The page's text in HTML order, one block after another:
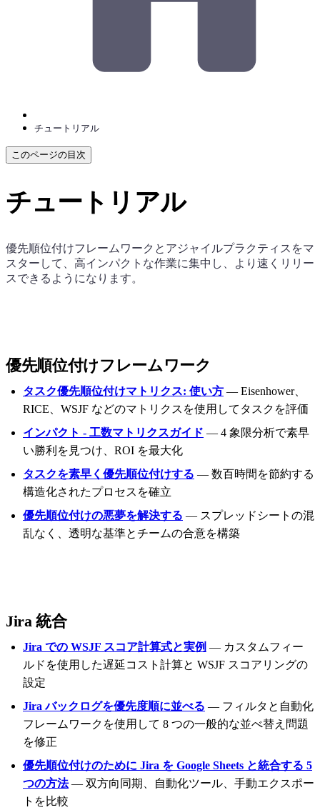
チュートリアル
このページの目次
チュートリアル
優先順位付けフレームワークとアジャイルプラクティスをマ
スターして、高インパクトな作業に集中し、より速くリリー
スできるようになります。
優先順位付けフレームワーク
タスク優先順位付けマトリクス: 使い方 — Eisenhower、
RICE、WSJF などのマトリクスを使用してタスクを評価
インパクト - 工数マトリクスガイド — 4 象限分析で素早
い勝利を見つけ、ROI を最大化
タスクを素早く優先順位付けする — 数百時間を節約する
構造化されたプロセスを確立
優先順位付けの悪夢を解決する — スプレッドシートの混
乱なく、透明な基準とチームの合意を構築
Jira 統合
Jira での WSJF スコア計算式と実例 — カスタムフィー
ルドを使用した遅延コスト計算と WSJF スコアリングの
設定
Jira バックログを優先度順に並べる — フィルタと自動化
フレームワークを使用して 8 つの一般的な並べ替え問題
を修正
優先順位付けのために Jira を Google Sheets と統合する 5
つの方法— 双方向同期、自動化ツール、手動エクスポー
トを比較